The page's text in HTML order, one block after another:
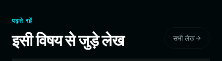
पढ़ते रहें
इसी विषय से जुड़े लेख सभी लेख